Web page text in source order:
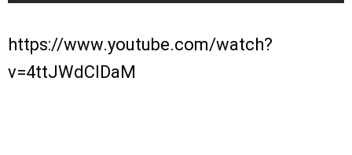
https://www.youtube.com/watch?
v=4ttJWdCIDaM